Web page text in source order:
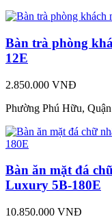
Bàn trà phòng
12E
2.850.000 VNĐ
Phường Phú Hữu,
Bàn ăn mặt đá
Luxury 5B-180E
10.850.000 VNĐ